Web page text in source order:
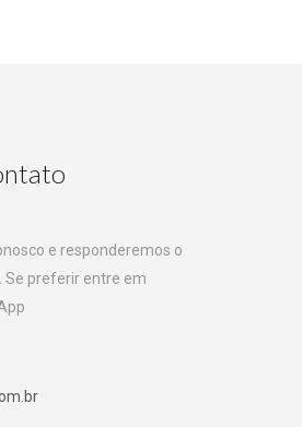
e responderemos o
Se preferir entre em